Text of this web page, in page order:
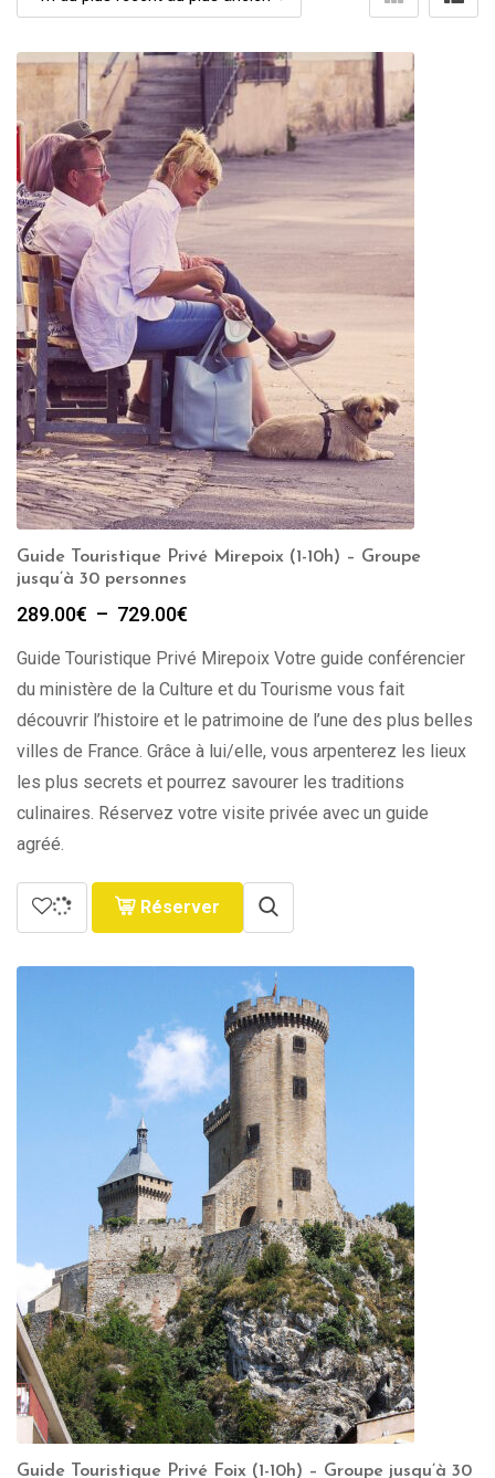
Guide Touristique Privé Mirepoix (1-10h) – Groupe
jusqu’à 30 personnes
289.00€ – 729.00€
prix :
289.00€
à
729.00€
Guide Touristique Privé Mirepoix Votre guide conférencier
du ministère de la Culture et du Tourisme vous fait
découvrir l’histoire et le patrimoine de l’une des plus belles
villes de France. Grâce à lui/elle, vous arpenterez les lieux
les plus secrets et pourrez savourer les traditions
culinaires. Réservez votre visite privée avec un guide
agréé.
Réserver
Guide Touristique Privé Foix (1-10h) – Groupe jusqu’à 30